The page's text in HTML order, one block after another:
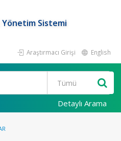
Sistemi
Araştırmacı Girişi English
Detaylı Arama